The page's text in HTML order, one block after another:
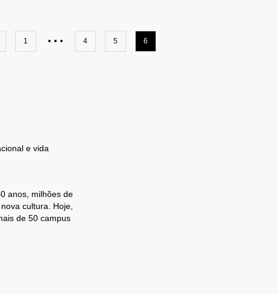
1 4 5 6
e vida
anos, milhões de
cultura. Hoje,
de 50 campus